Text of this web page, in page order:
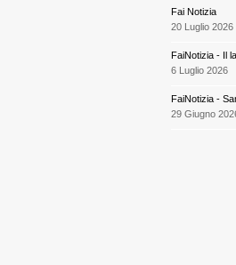
Fai Notizia
20 Luglio 2026
FaiNotizia - Il
6 Luglio 2026
FaiNotizia -
29 Giugno